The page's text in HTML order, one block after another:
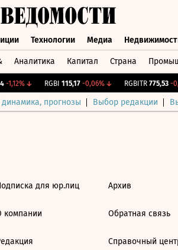
Технологии Медиа
Аналитика Капитал Страна
-1,12%↓ RGBI 115,17 -0,06%↓ RGBITR 775,53 -
прогнозы Выбор редакции
для юр.лиц
компании
Архив
Обратная связь
Справочный